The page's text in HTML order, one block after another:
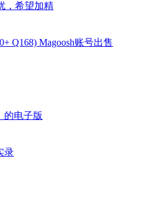
，希望加精
Q168) Magoosh账号出售
的电子版
录